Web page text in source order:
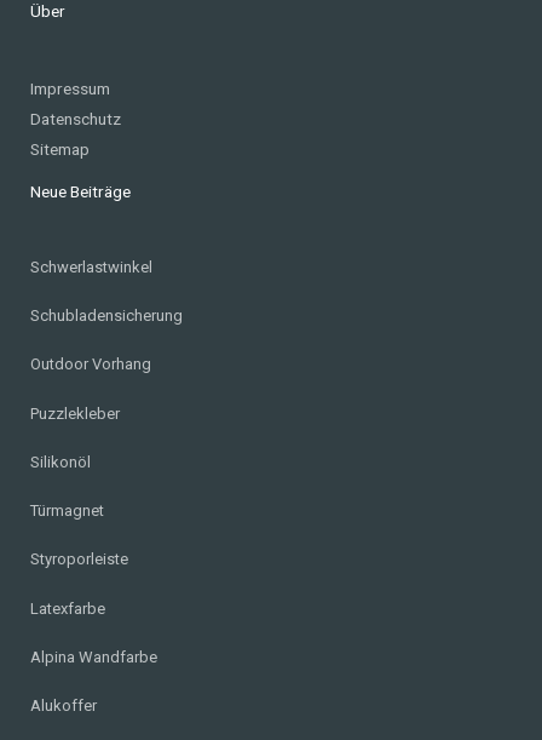
Über
Impressum
Datenschutz
Sitemap
Neue Beiträge
Schwerlastwinkel
Schubladensicherung
Outdoor Vorhang
Puzzlekleber
Silikonöl
Türmagnet
Styroporleiste
Latexfarbe
Alpina Wandfarbe
Alukoffer